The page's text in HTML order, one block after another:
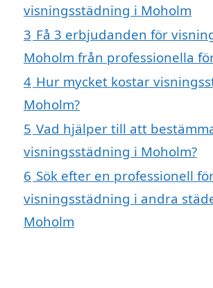
visningsstädning i Moholm
3 Få 3 erbjudanden för
Moholm från professionella
4 Hur mycket kostar
Moholm?
5 Vad hjälper till att
visningsstädning i Moholm?
6 Sök efter en professionell
visningsstädning i andra
Moholm